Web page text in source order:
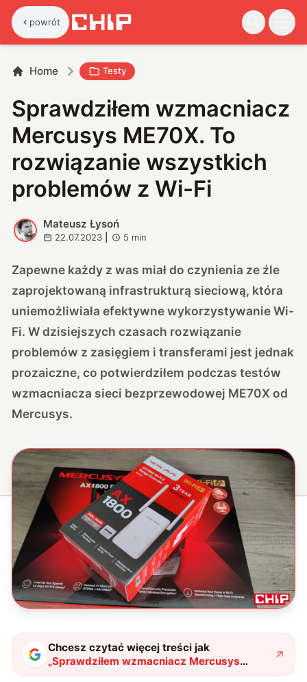
powrót
Home Testy
Sprawdziłem wzmacniacz
Mercusys ME70X. To
rozwiązanie wszystkich
problemów z Wi-Fi
M
Mateusz Łysoń
22.07.2023 5 min
Zapewne każdy z was miał do czynienia ze źle
zaprojektowaną infrastrukturą sieciową, która
uniemożliwiała efektywne wykorzystywanie Wi-
Fi. W dzisiejszych czasach rozwiązanie
problemów z zasięgiem i transferami jest jednak
prozaiczne, co potwierdziłem podczas testów
wzmacniacza sieci bezprzewodowej ME70X od
Mercusys.
Chcesz czytać więcej treści jak
„Sprawdziłem wzmacniacz Mercusys
ME70X. To rozwiązanie wszystkich